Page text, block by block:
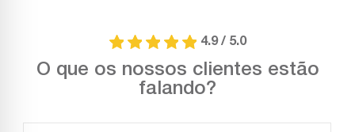
4.9 / 5.0
O que os nossos clientes estão
falando?